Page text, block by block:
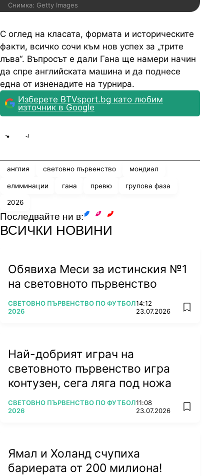
Снимка: Getty Images
С оглед на класата, формата и историческите
факти, всичко сочи към нов успех за „трите
лъва“. Въпросът е дали Гана ще намери начин
да спре английската машина и да поднесе
една от изненадите на турнира.
Изберете BTVsport.bg като любим
източник в Google
англия световно първенство мондиал
елиминации гана превю групова фаза
2026
Последвайте ни в:
ВСИЧКИ НОВИНИ
Обявиха Меси за истинския №1
на световното първенство
ПОВЕЧЕ ОТ
СВЕТОВНО ПЪРВЕНСТВО ПО ФУТБОЛ
2026
14:12
23.07.2026
add
Най-добрият играч на
световното първенство игра
контузен, сега ляга под ножа
ПОВЕЧЕ ОТ
СВЕТОВНО ПЪРВЕНСТВО ПО ФУТБОЛ
2026
11:08
23.07.2026
add
Ямал и Холанд счупиха
бариерата от 200 милиона!